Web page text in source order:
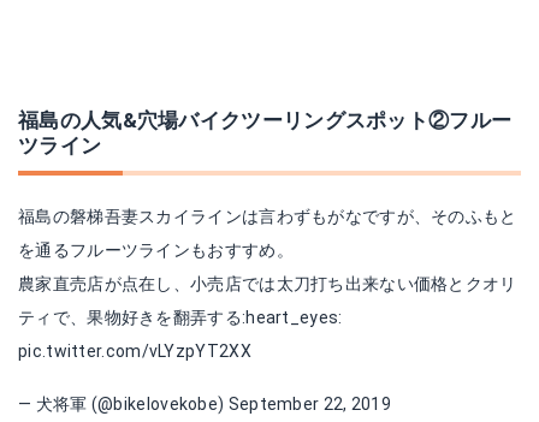
福島の人気&穴場バイクツーリングスポット②フルー
ツライン
福島の磐梯吾妻スカイラインは言わずもがなですが、そのふもと
を通るフルーツラインもおすすめ。
農家直売店が点在し、小売店では太刀打ち出来ない価格とクオリ
ティで、果物好きを翻弄する:heart_eyes:
pic.twitter.com/vLYzpYT2XX
— 犬将軍 (@bikelovekobe) September 22, 2019